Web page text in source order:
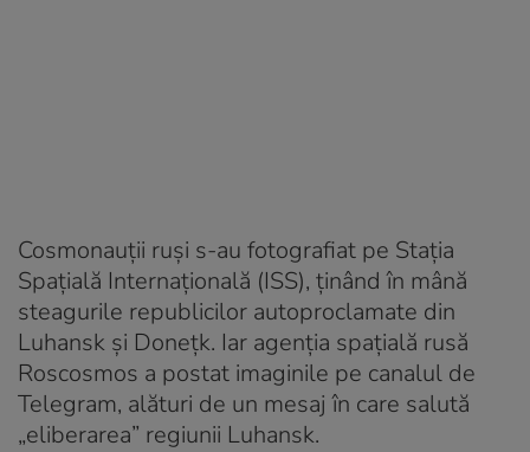
Cosmonauții ruși s-au fotografiat pe Stația
Spațială Internațională (ISS), ținând în mână
steagurile republicilor autoproclamate din
Luhansk și Donețk. Iar agenția spațială rusă
Roscosmos a postat imaginile pe canalul de
Telegram, alături de un mesaj în care salută
„eliberarea” regiunii Luhansk.